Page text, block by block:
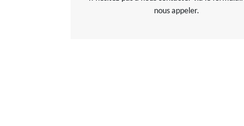
nous appeler.